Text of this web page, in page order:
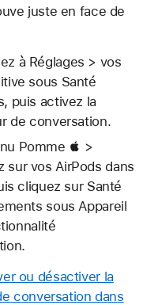
juste en face de
à Réglages > vos
sous Santé
puis activez la
de conversation.
Pomme  >
sur vos AirPods dans
cliquez sur Santé
sous Appareil
ou désactiver la
conversation dans